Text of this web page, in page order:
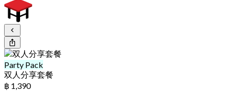
Party Pack
双人分享套餐
฿ 1,390